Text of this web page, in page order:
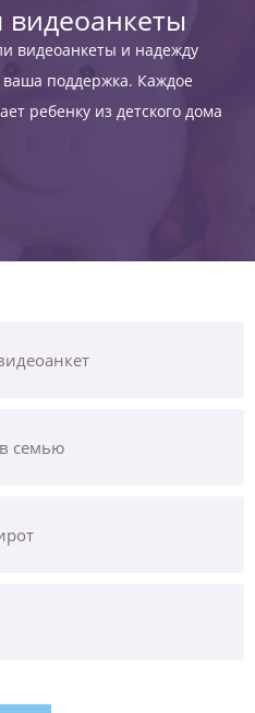
видеоанкеты
видеоанкеты и надежду
поддержка. Каждое
ребенку из детского дома
семью